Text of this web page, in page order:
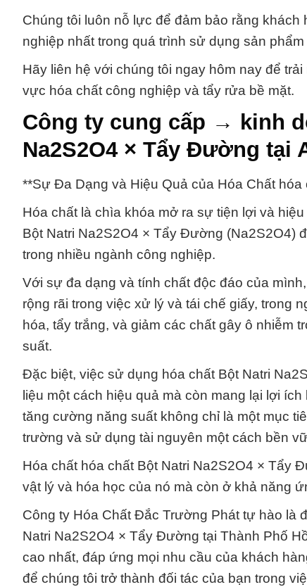
Chúng tôi luôn nỗ lực để đảm bảo rằng
nghiệp nhất trong quá trình sử dụng sản
Hãy liên hệ với chúng tôi ngay hôm nay để
vực hóa chất công nghiệp và tẩy rửa bề mặt.
Công ty cung cấp → kinh
Na2S2O4 × Tẩy Đường tại
**Sự Đa Dạng và Hiệu Quả của Hóa Chất
Hóa chất là chìa khóa mở ra sự tiện lợi và
Bột Natri Na2S2O4 × Tẩy Đường (Na2S2O4)
trong nhiều ngành công nghiệp.
Với sự đa dạng và tính chất độc đáo của
rộng rãi trong việc xử lý và tái chế giấy, trong
hóa, tẩy trắng, và giảm các chất gây ô nhiễm
suất.
Đặc biệt, việc sử dụng hóa chất Bột Natri
liệu một cách hiệu quả mà còn mang lại lợi
tăng cường năng suất không chỉ là một mục
trường và sử dụng tài nguyên một cách bền
Hóa chất hóa chất Bột Natri Na2S2O4 × Tẩy
vật lý và hóa học của nó mà còn ở khả năng
Công ty Hóa Chất Đắc Trường Phát tự hào là
Natri Na2S2O4 × Tẩy Đường tại Thành Phố
cao nhất, đáp ứng mọi nhu cầu của khách
để chúng tôi trở thành đối tác của bạn trong